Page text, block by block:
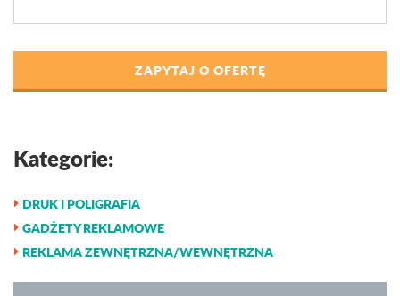
ZAPYTAJ O OFERTĘ
Kategorie:
DRUK I POLIGRAFIA
GADŻETY REKLAMOWE
REKLAMA ZEWNĘTRZNA/WEWNĘTRZNA